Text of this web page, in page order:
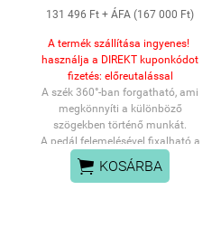
131 496 Ft + ÁFA (167 000 Ft)
A termék szállítása ingyenes!
használja a DIREKT kuponkódot
fizetés: előreutalással
A szék 360°-ban forgatható, ami
megkönnyíti a különböző
szögekben történő munkát.
A pedál felemelésével fixalható a
szék poziciója.
 KOSÁRBA